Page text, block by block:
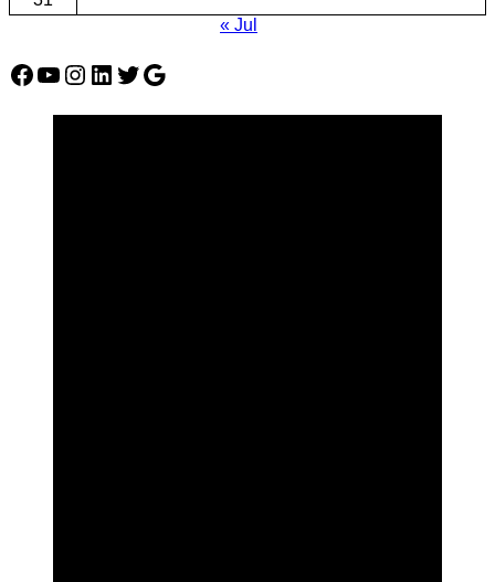
« Jul
Facebook
YouTube
Instagram
LinkedIn
Twitter
Google